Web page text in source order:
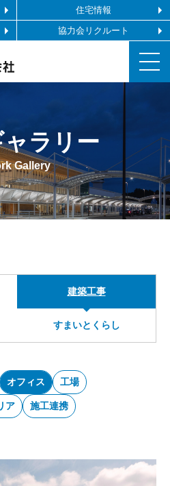
住宅情報
協力会リクルート
ラリー
Gallery
建築工事
すまいとくらし
オフィス 工場
ア 施工連携